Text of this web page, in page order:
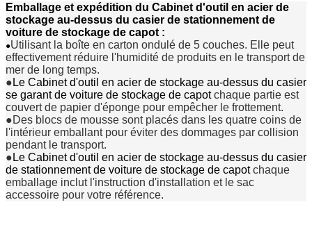
Emballage et expédition du Cabinet d'outil en acier de
stockage au-dessus du casier de stationnement de
voiture de stockage de capot :
●Utilisant la boîte en carton ondulé de 5 couches. Elle peut
effectivement réduire l'humidité de produits en le transport de
mer de long temps.
● Le Cabinet d'outil en acier de stockage au-dessus du casier
se garant de voiture de stockage de capotchaque partie est
couvert de papier d'éponge pour empêcher le frottement.
●Des blocs de mousse sont placés dans les quatre coins de
l'intérieur emballant pour éviter des dommages par collision
pendant le transport.
● Le Cabinet d'outil en acier de stockage au-dessus du casier
de stationnement de voiture de stockage de capotchaque
emballage inclut l'instruction d'installation et le sac
accessoire pour votre référence.